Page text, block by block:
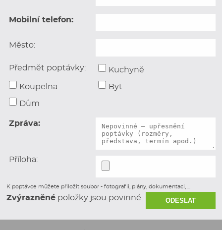
Mobilní telefon:
Město:
Předmět poptávky: Kuchyně
Koupelna Byt
Dům
Zpráva:
Příloha:
K poptávce můžete přiložit soubor - fotografii, plány, dokumentaci, ...
Zvýrazněné položky jsou povinné.